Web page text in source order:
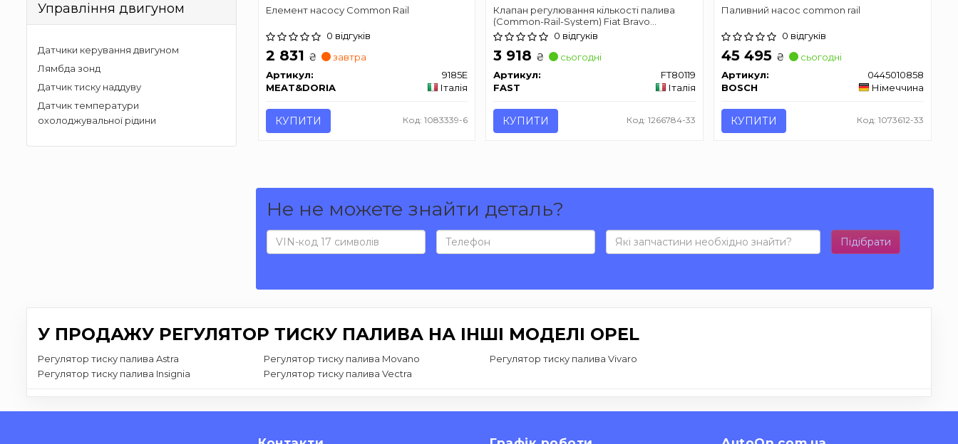
Управління двигуном
Датчики керування двигуном
Лямбда зонд
Датчик тиску наддуву
Датчик температури
охолоджувальної рідини
Елемент насосу Common Rail
0 відгуків
2 831 ₴
завтра
Артикул:
9185E
MEAT&DORIA
Італія
КУПИТИ Код: 1083339-6
Клапан регулювання кількості палива
(Common-Rail-System) Fiat Bravo
05-/Croma 05-/Doblo 10-/Punto 08-, Lancia
Delta 08-, Opel Combo 12-
0 відгуків
3 918 ₴
сьогодні
Артикул:
FT80119
FAST
Італія
КУПИТИ Код: 1266784-33
Паливний насос common rail
0 відгуків
45 495 ₴
сьогодні
Артикул:
0445010858
BOSCH
Німеччина
КУПИТИ Код: 1073612-33
Не не можете знайти деталь?
Підібрати
У ПРОДАЖУ РЕГУЛЯТОР ТИСКУ ПАЛИВА НА ІНШІ МОДЕЛІ OPEL
Регулятор тиску палива Astra
Регулятор тиску палива Insignia
Регулятор тиску палива Movano
Регулятор тиску палива Vectra
Регулятор тиску палива Vivaro